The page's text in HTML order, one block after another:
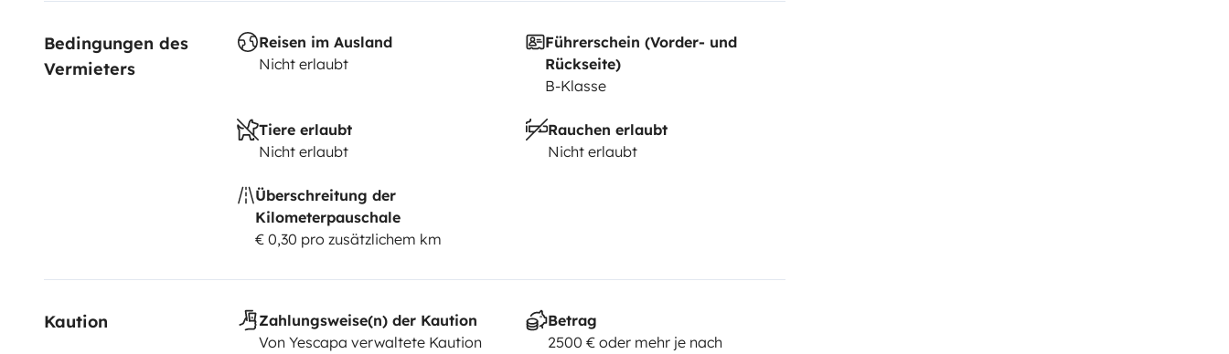
Bedingungen des
Vermieters
Reisen im Ausland
Nicht erlaubt
Führerschein (Vorder- und
Rückseite)
B-Klasse
Tiere erlaubt
Nicht erlaubt
Rauchen erlaubt
Nicht erlaubt
Überschreitung der
Kilometerpauschale
€ 0,30 pro zusätzlichem km
Kaution
Zahlungsweise(n) der Kaution
Von Yescapa verwaltete Kaution
Betrag
2500 € oder mehr je nach